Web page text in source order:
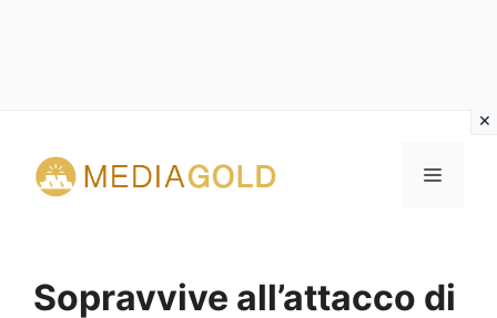
contenuto
MENU
Sopravvive all’attacco di